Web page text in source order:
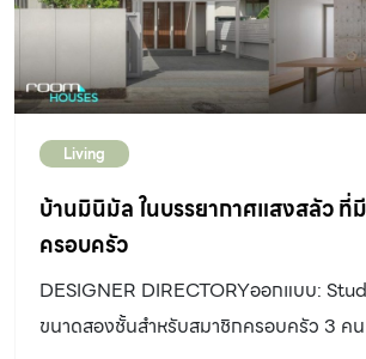
ลูกของครอบครัวเจ้าของบ้าน การทำบ้าน
คำตอบที่ทำให้เกิดเป็นบ้านหลังนี้ขึ้นมา บร
“ครอบครัว” จะดำเนินไปในอนาคตอันใกล้ รว
ความสงบในความเป็นบ้าน แต่ยังรวมถึงในแ
ความรู้สึกร่วมของการได้มีพื้นที่ของกันและกั
อยู่ใน Space ที่บรรจงเรียงร้อยเอาเรื่องราว
จากภายใน และเชื่อมโยงกับโลกใบนี้การออ
บ้านล้อมคอร์ตนั้น ไม่เพียงแต่ช่วยสร้างควา
Living
บ้านมินิมัล ในบรรยากาศแสงสลัว ที่
ครอบครัว
DESIGNER DIRECTORYออกแบบ:
ขนาดสองชั้นสำหรับสมาชิกครอบครัว 3 ค